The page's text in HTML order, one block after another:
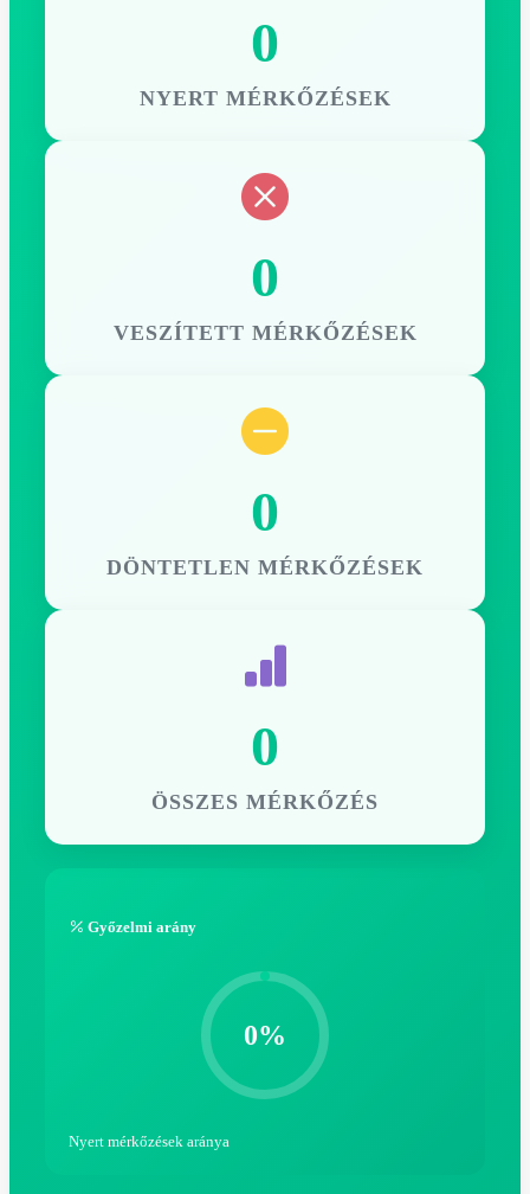
0
NYERT MÉRKŐZÉSEK
0
VESZÍTETT MÉRKŐZÉSEK
0
DÖNTETLEN MÉRKŐZÉSEK
0
ÖSSZES MÉRKŐZÉS
Győzelmi arány
0%
Nyert mérkőzések aránya